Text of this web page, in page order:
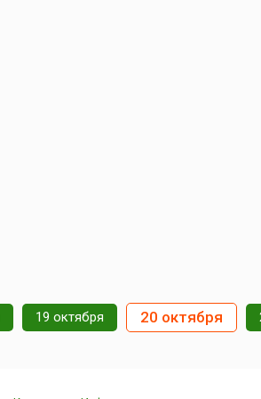
19 октября 20 октября